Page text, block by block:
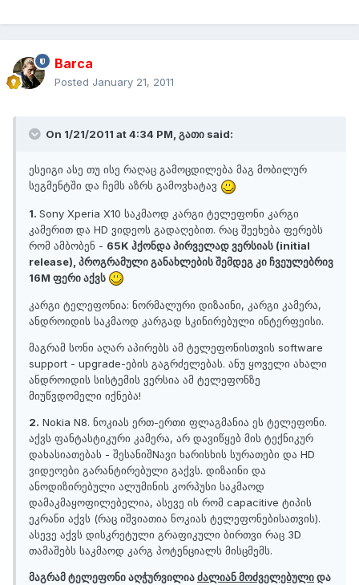
Barca
Posted January 21, 2011
On 1/21/2011 at 4:34 PM, გათი said:
ესეიგი ასე თუ ისე რაღაც გამოცდილება მაგ მობილურ
სეგმენტში და ჩემს აზრს გამოვხატავ
1. Sony Xperia X10 საკმაოდ კარგი ტელეფონი კარგი
კამერით და HD ვიდეოს გადაღებით. რაც შეეხება ფერებს
რომ ამბობენ - 65K ჰქონდა პირველად ვერსიას (initial
release), პროგრამული განახლების შემდეგ კი ჩვეულებრივ
16M ფერი აქვს
კარგი ტელეფონია: ნორმალური დიზაინი, კარგი კამერა,
ანდროიდის საკმაოდ კარგად სკინირებული ინტერფეისი.
მაგრამ სონი აღარ აპირებს ამ ტელეფონისთვის software
support - upgrade-ების გაგრძელებას. ანუ ყოველი ახალი
ანდროიდის სისტემის ვერსია ამ ტელეფონზე
მიუწვდომელი იქნება!
2. Nokia N8. ნოკიას ერთ-ერთი ფლაგმანია ეს ტელეფონი.
აქვს ფანტასტიკური კამერა, არ დავიწყებ მის ტექნიკურ
დახასიათებას - შესანიშNავი ხარისხის სურათები და HD
ვიდეოები გარანტირებული გაქვს. დიზაინი და
ანოდიზირებული ალუმინის კორპუსი საკმაოდ
დამაკმაყოფილებელია, ასევე ის რომ capacitive ტიპის
ეკრანი აქვს (რაც იშვიათია ნოკიას ტელეფონებისათვის).
ასევე აქვს დისკრეტული გრაფიკული ბირთვი რაც 3D
თამაშებს საკმაოდ კარგ პოტენციალს მისცმემს.
მაგრამ ტელეფონი აღჭურვილიაძალიან მოძველებულიდა